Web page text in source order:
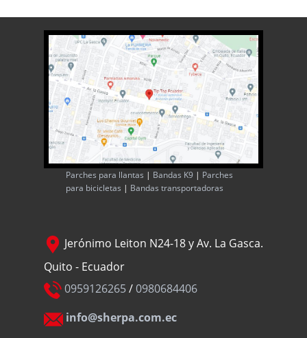
Parches para llantas | Bandas K9 | Parches
para bicicletas | Bandas transportadoras
Jerónimo Leiton N24-18 y Av. La Gasca.
Quito - Ecuador
0959126265/0980684406
info@sherpa.com.ec